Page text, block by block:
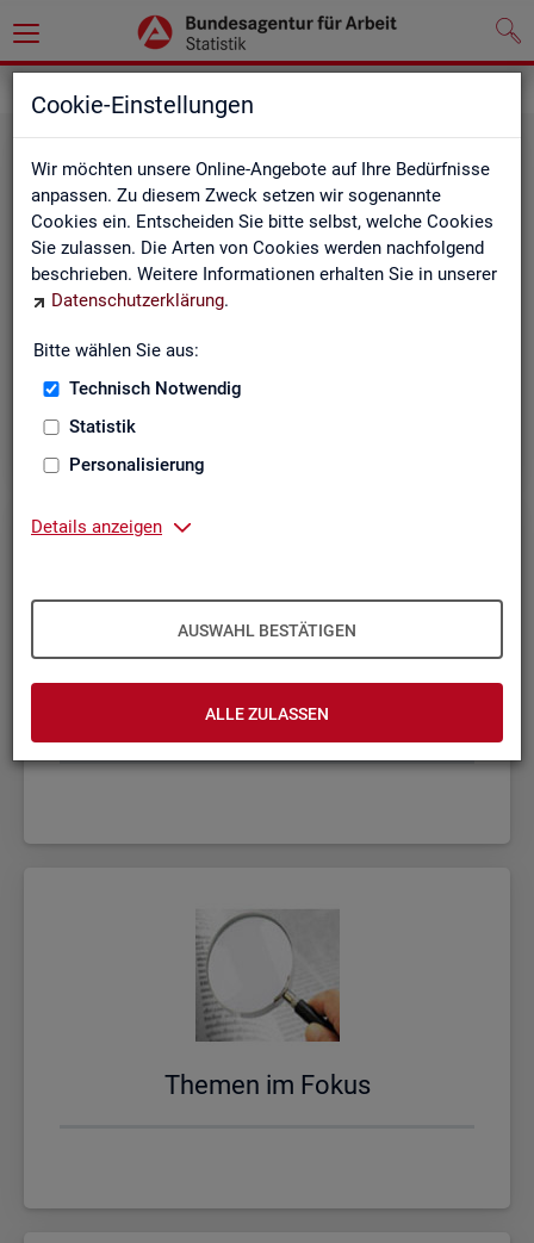
Cookie-Einstellungen
Wir möchten unsere Online-Angebote auf Ihre Bedürfnisse
anpassen. Zu diesem Zweck setzen wir sogenannte
Cookies ein. Entscheiden Sie bitte selbst, welche Cookies
Sie zulassen. Die Arten von Cookies werden nachfolgend
beschrieben. Weitere Informationen erhalten Sie in unserer
Datenschutzerklärung.
Bitte wählen Sie aus:
Technisch Notwendig
Statistik
Personalisierung
Details anzeigen
AUSWAHL BESTÄTIGEN
ALLE ZULASSEN
Rund­schau Ar­beits­markt
Fach­sta­tis­ti­ken
The­men im Fokus